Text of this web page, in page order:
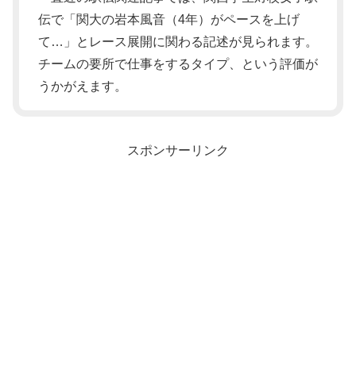
伝で「関大の岩本風音（4年）がペースを上げ
て…」とレース展開に関わる記述が見られます。
チームの要所で仕事をするタイプ、という評価が
うかがえます。
スポンサーリンク